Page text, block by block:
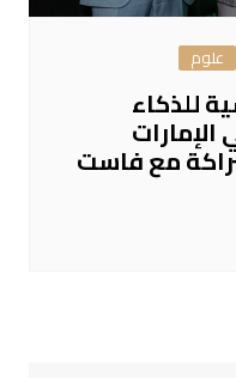
علوم
للذكاء
مع فاست